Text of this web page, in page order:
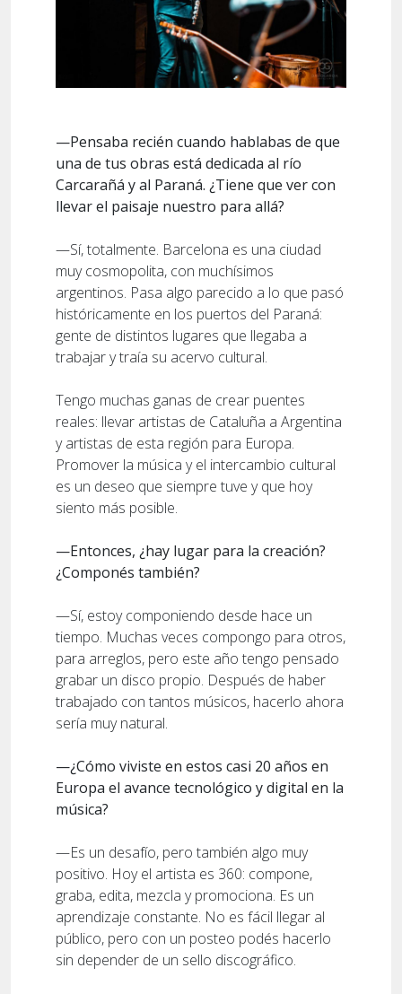
—Pensaba recién cuando hablabas de que
una de tus obras está dedicada al río
Carcarañá y al Paraná. ¿Tiene que ver con
llevar el paisaje nuestro para allá?
—Sí, totalmente. Barcelona es una ciudad
muy cosmopolita, con muchísimos
argentinos. Pasa algo parecido a lo que pasó
históricamente en los puertos del Paraná:
gente de distintos lugares que llegaba a
trabajar y traía su acervo cultural.
Tengo muchas ganas de crear puentes
reales: llevar artistas de Cataluña a Argentina
y artistas de esta región para Europa.
Promover la música y el intercambio cultural
es un deseo que siempre tuve y que hoy
siento más posible.
—Entonces, ¿hay lugar para la creación?
¿Componés también?
—Sí, estoy componiendo desde hace un
tiempo. Muchas veces compongo para otros,
para arreglos, pero este año tengo pensado
grabar un disco propio. Después de haber
trabajado con tantos músicos, hacerlo ahora
sería muy natural.
—¿Cómo viviste en estos casi 20 años en
Europa el avance tecnológico y digital en la
música?
—Es un desafío, pero también algo muy
positivo. Hoy el artista es 360: compone,
graba, edita, mezcla y promociona. Es un
aprendizaje constante. No es fácil llegar al
público, pero con un posteo podés hacerlo
sin depender de un sello discográfico.